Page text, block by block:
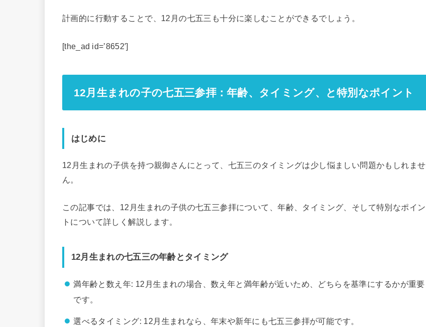
計画的に行動することで、12月の七五三も十分に楽しむことができるでしょう。
[the_ad id=’8652′]
12月生まれの子の七五三参拝：年齢、タイミング、と特別なポイント
はじめに
12月生まれの子供を持つ親御さんにとって、七五三のタイミングは少し悩ましい問題かもしれませ
ん。
この記事では、12月生まれの子供の七五三参拝について、年齢、タイミング、そして特別なポイン
トについて詳しく解説します。
12月生まれの七五三の年齢とタイミング
満年齢と数え年: 12月生まれの場合、数え年と満年齢が近いため、どちらを基準にするかが重要
です。
選べるタイミング: 12月生まれなら、年末や新年にも七五三参拝が可能です。